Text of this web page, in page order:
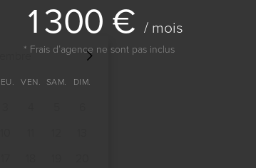
VEN. SAM. DIM.
1300 € / mois
* Frais dʼagence ne sont pas inclus